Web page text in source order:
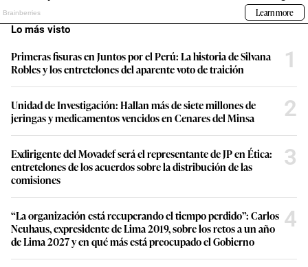
Lo más visto
Primeras fisuras en Juntos por el Perú: La historia de Silvana
Robles y los entretelones del aparente voto de traición
1
Unidad de Investigación: Hallan más de siete millones de
jeringas y medicamentos vencidos en Cenares del Minsa
2
Exdirigente del Movadef será el representante de JP en Ética:
entretelones de los acuerdos sobre la distribución de las
comisiones
3
“La organización está recuperando el tiempo perdido”: Carlos
Neuhaus, expresidente de Lima 2019, sobre los retos a un año
de Lima 2027 y en qué más está preocupado el Gobierno
4